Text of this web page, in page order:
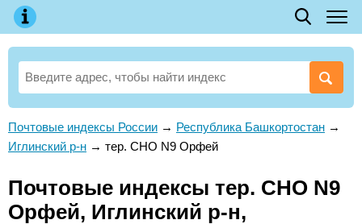
Почтовые индексы России → Республика Башкортостан →
Иглинский р-н → тер. СНО N9 Орфей
Почтовые индексы тер. СНО N9
Орфей, Иглинский р-н,